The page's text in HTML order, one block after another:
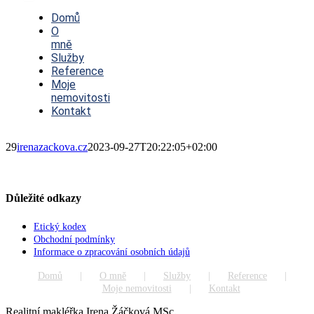
NavigationDomů
O
mně
Služby
Reference
Moje
nemovitosti
Kontakt
29irenazackova.cz2023-09-27T20:22:05+02:00
Důležité odkazy
Etický kodex
Obchodní podmínky
Informace o zpracování osobních údajů
Domů O mně Služby
Reference
Moje nemovitosti
Kontakt
Realitní makléřka Irena Žáčková MSc.